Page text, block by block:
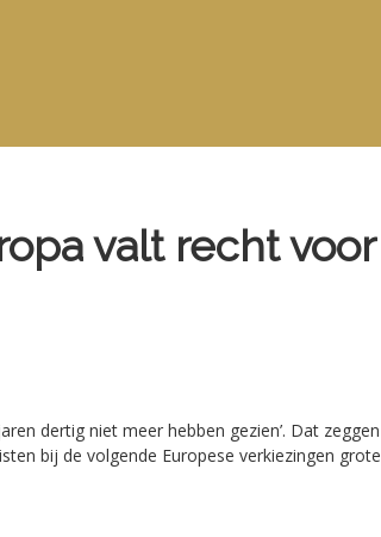
valt recht voor
dertig niet meer hebben gezien’. Dat zeggen
bij de volgende Europese verkiezingen grote